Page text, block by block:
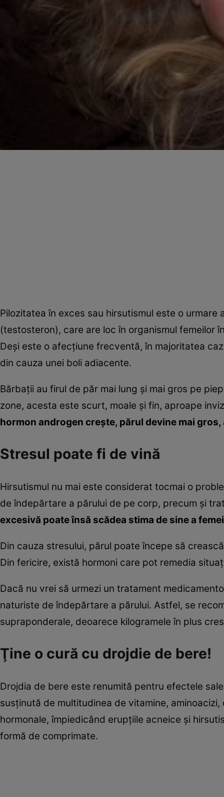
Pilozitatea în exces sau hirsutismul este o
(testosteron), care are loc în organismul femeilor
Deşi este o afecţiune frecventă, în majoritatea
din cauza unei boli adiacente.
Bărbaţii au firul de păr mai lung şi mai gros pe
zone, acesta este scurt, moale şi fin, aproape
hormon androgen creşte, părul devine mai
Stresul poate fi de vină
Hirsutismul nu mai este considerat tocmai o
de îndepărtare a părului de pe corp, precum şi
excesivă poate însă scădea stima de sine a
Din cauza stresului, părul poate începe să
Din fericire, există hormoni care pot remedia
Dacă nu vrei să urmezi un tratament
naturiste de îndepărtare a părului. Astfel, se
supraponderale, deoarece kilogramele în plus
Ţine o cură cu drojdie de bere!
Drojdia de bere este renumită pentru efectele
susţinută de multitudinea de vitamine,
hormonale, împiedicând erupţiile acneice şi
formă de comprimate.